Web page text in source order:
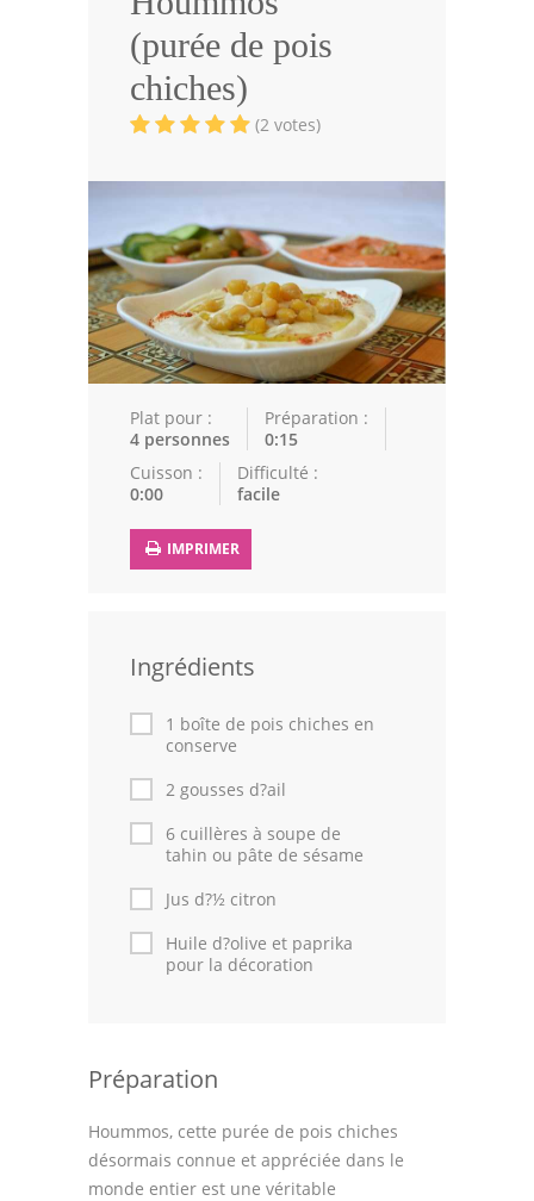
Volailles
Cuisines Orientales
Pâtisseries Orientales
Cuisine Tunisienne
Cuisine Juive
Cuisine Libanaise
Articles
Actualités
Leçons de cuisine
Chefs
Forum
Thèmes
Espace Personnel
(purée de pois
chiches)
(2 votes)
Plat pour :
4 personnes
Préparation :
0:15
Cuisson :
0:00
Difficulté :
facile
IMPRIMER
Ingrédients
1 boîte de pois chiches en
conserve
2 gousses d?ail
6 cuillères à soupe de
tahin ou pâte de sésame
Jus d?½ citron
Huile d?olive et paprika
pour la décoration
Préparation
Hoummos, cette purée de pois chiches
désormais connue et appréciée dans le
monde entier est une véritable